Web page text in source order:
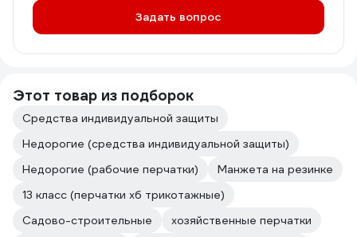
Задать вопрос
Этот товар из подборок
Средства индивидуальной защиты
Недорогие (средства индивидуальной защиты)
Недорогие (рабочие перчатки)
Манжета на резинке
13 класс (перчатки хб трикотажные)
Садово-строительные
хозяйственные перчатки